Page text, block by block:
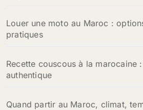
Louer une moto au Maroc :
pratiques
Recette couscous à la marocaine
authentique
Quand partir au Maroc, climat,